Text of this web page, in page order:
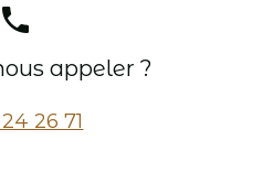
phone
appeler ?
26 71